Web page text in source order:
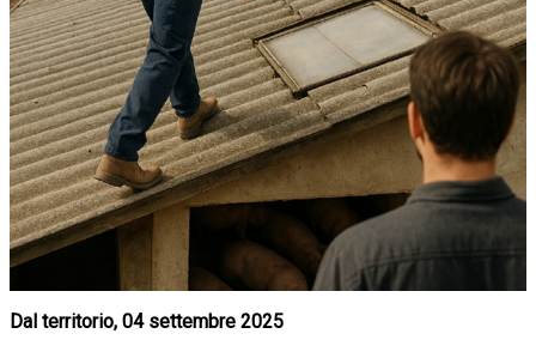
Dal territorio, 04 settembre 2025